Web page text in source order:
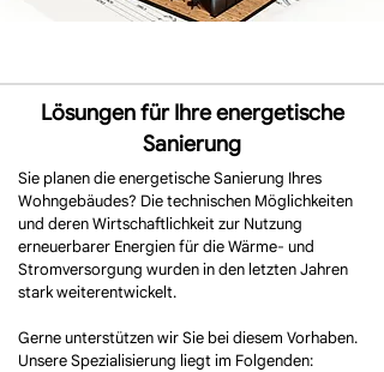
Lösungen für Ihre energetische
Sanierung
Sie planen die energetische Sanierung Ihres
Wohngebäudes? Die technischen Möglichkeiten
und deren Wirtschaftlichkeit zur Nutzung
erneuerbarer Energien für die Wärme- und
Stromversorgung wurden in den letzten Jahren
stark weiterentwickelt.
Gerne unterstützen wir Sie bei diesem Vorhaben.
Unsere Spezialisierung liegt im Folgenden: